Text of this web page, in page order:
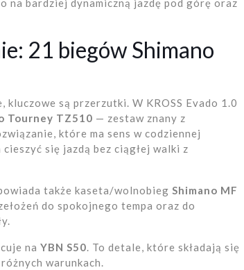
na bardziej dynamiczną jazdę pod górę oraz
21 biegów Shimano
są przerzutki. W KROSS Evado 1.0
Tourney TZ510 — zestaw znany z
które ma sens w codziennej
się jazdą bez ciągłej walki z
także kaseta/wolnobieg Shimano MF
do spokojnego tempa oraz do
na YBN S50. To detale, które składają się
warunkach.